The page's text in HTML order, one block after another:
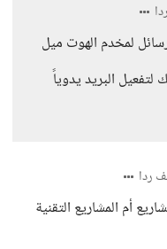
لمخدم الهوت ميل
البريد يدوياً
ردا
أم المشاريع التقنية